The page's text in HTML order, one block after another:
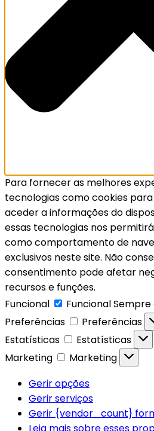
Para fornecer as melhores
tecnologias como cookies
aceder a informações do
essas tecnologias nos
como comportamento de
exclusivos neste site. Não
consentimento pode afetar
recursos e funções.
Funcional
FuncionalSempre
Preferências
Preferências
Estatísticas
Estatísticas
Marketing
Marketing
Gerir opções
Gerir serviços
Gerir {vendor_count}